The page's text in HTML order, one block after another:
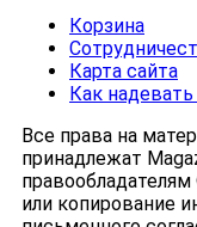
Корзина
Карта сайта
Как
Все права на
принадлежат
или копирование